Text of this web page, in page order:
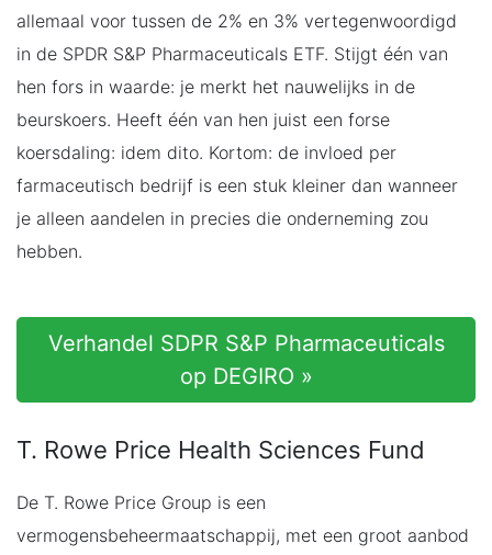
allemaal voor tussen de 2% en 3% vertegenwoordigd
in de SPDR S&P Pharmaceuticals ETF. Stijgt één van
hen fors in waarde: je merkt het nauwelijks in de
beurskoers. Heeft één van hen juist een forse
koersdaling: idem dito. Kortom: de invloed per
farmaceutisch bedrijf is een stuk kleiner dan wanneer
je alleen aandelen in precies die onderneming zou
hebben.
Verhandel SDPR S&P Pharmaceuticals
op DEGIRO »
T. Rowe Price Health Sciences Fund
De T. Rowe Price Group is een
vermogensbeheermaatschappij, met een groot aanbod